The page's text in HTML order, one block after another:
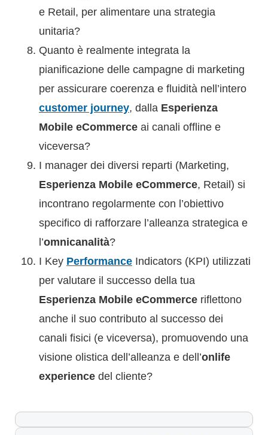
e Retail, per alimentare una strategia
unitaria?
Quanto è realmente integrata la
pianificazione delle campagne di marketing
per assicurare coerenza e fluidità nell’intero
customer journey, dalla Esperienza
Mobile eCommerce ai canali offline e
viceversa?
I manager dei diversi reparti (Marketing,
Esperienza Mobile eCommerce, Retail) si
incontrano regolarmente con l’obiettivo
specifico di rafforzare l’alleanza strategica e
l’omnicanalità?
I Key Performance Indicators (KPI) utilizzati
per valutare il successo della tua
Esperienza Mobile eCommerce riflettono
anche il suo contributo al successo dei
canali fisici (e viceversa), promuovendo una
visione olistica dell’alleanza e dell’onlife
experience del cliente?